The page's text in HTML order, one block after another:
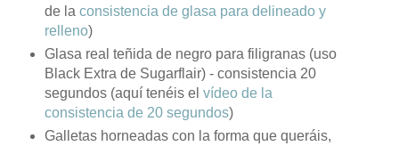
de la consistencia de glasa para delineado y
relleno)
Glasa real teñida de negro para filigranas (uso
Black Extra de Sugarflair) - consistencia 20
segundos (aquí tenéis el vídeo de la
consistencia de 20 segundos)
Galletas horneadas con la forma que queráis,